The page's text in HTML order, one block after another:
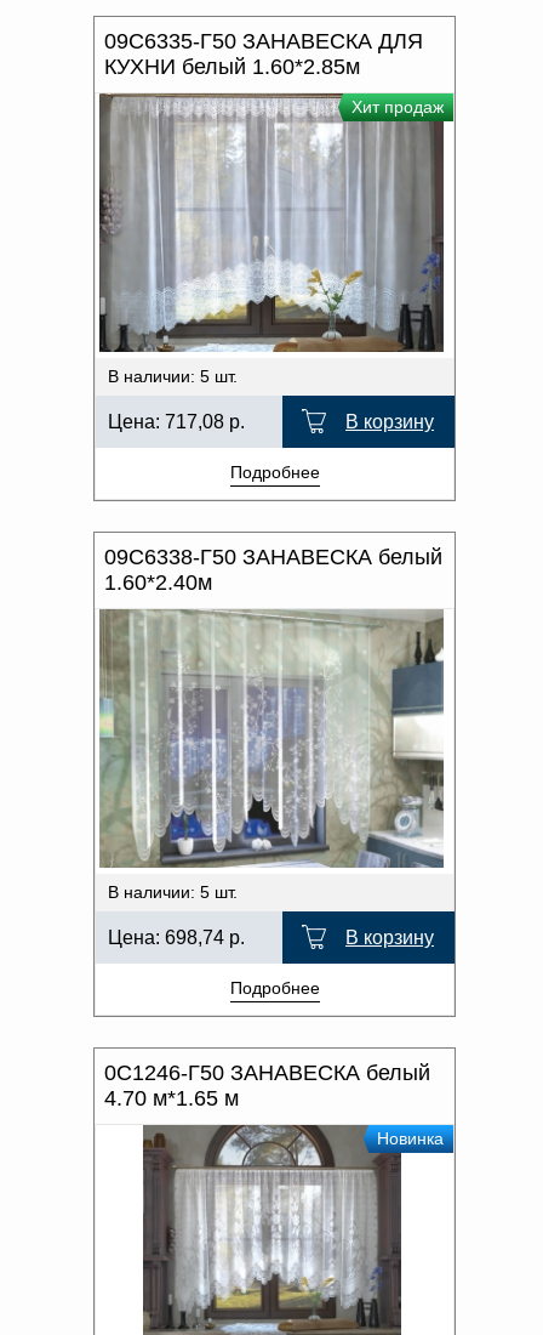
09С6335-Г50 ЗАНАВЕСКА ДЛЯ
КУХНИ белый 1.60*2.85м
Хит продаж
В наличии: 5 шт.
Цена: 717,08 р. В корзину
Подробнее
09С6338-Г50 ЗАНАВЕСКА белый
1.60*2.40м
В наличии: 5 шт.
Цена: 698,74 р. В корзину
Подробнее
0С1246-Г50 ЗАНАВЕСКА белый
4.70 м*1.65 м
Новинка